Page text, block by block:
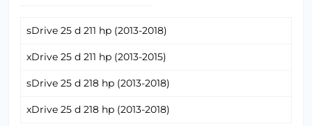
sDrive 25 d 211 hp (2013-2018)
xDrive 25 d 211 hp (2013-2015)
sDrive 25 d 218 hp (2013-2018)
xDrive 25 d 218 hp (2013-2018)